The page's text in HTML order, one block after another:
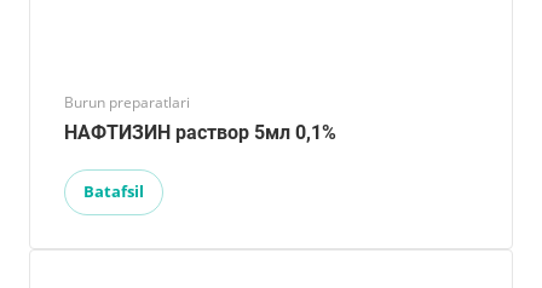
Burun preparatlari
НАФТИЗИН раствор 5мл 0,1%
Batafsil